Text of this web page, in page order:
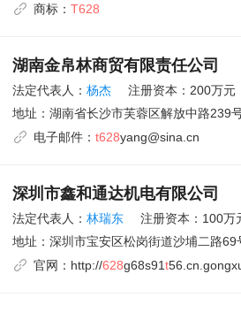
商标： T628
湖南金帛林商贸有限责任公司
法定代表人： 杨杰 注册资本：200万元
地址： 湖南省长沙市芙蓉区解放中路239
电子邮件： t628yang@sina.cn
深圳市鑫和通达机电有限公司
法定代表人： 林瑞东 注册资本：100万
地址： 深圳市宝安区松岗街道沙埔二路69
官网： http://628g68s91t